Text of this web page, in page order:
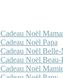
Cadeau Noël
Cadeau Noël Papa
Cadeau Noël Belle-
Cadeau Noël Beau-
Cadeau Noël